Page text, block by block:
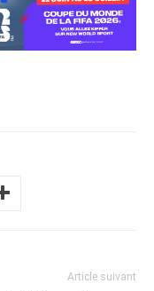
Article suivant